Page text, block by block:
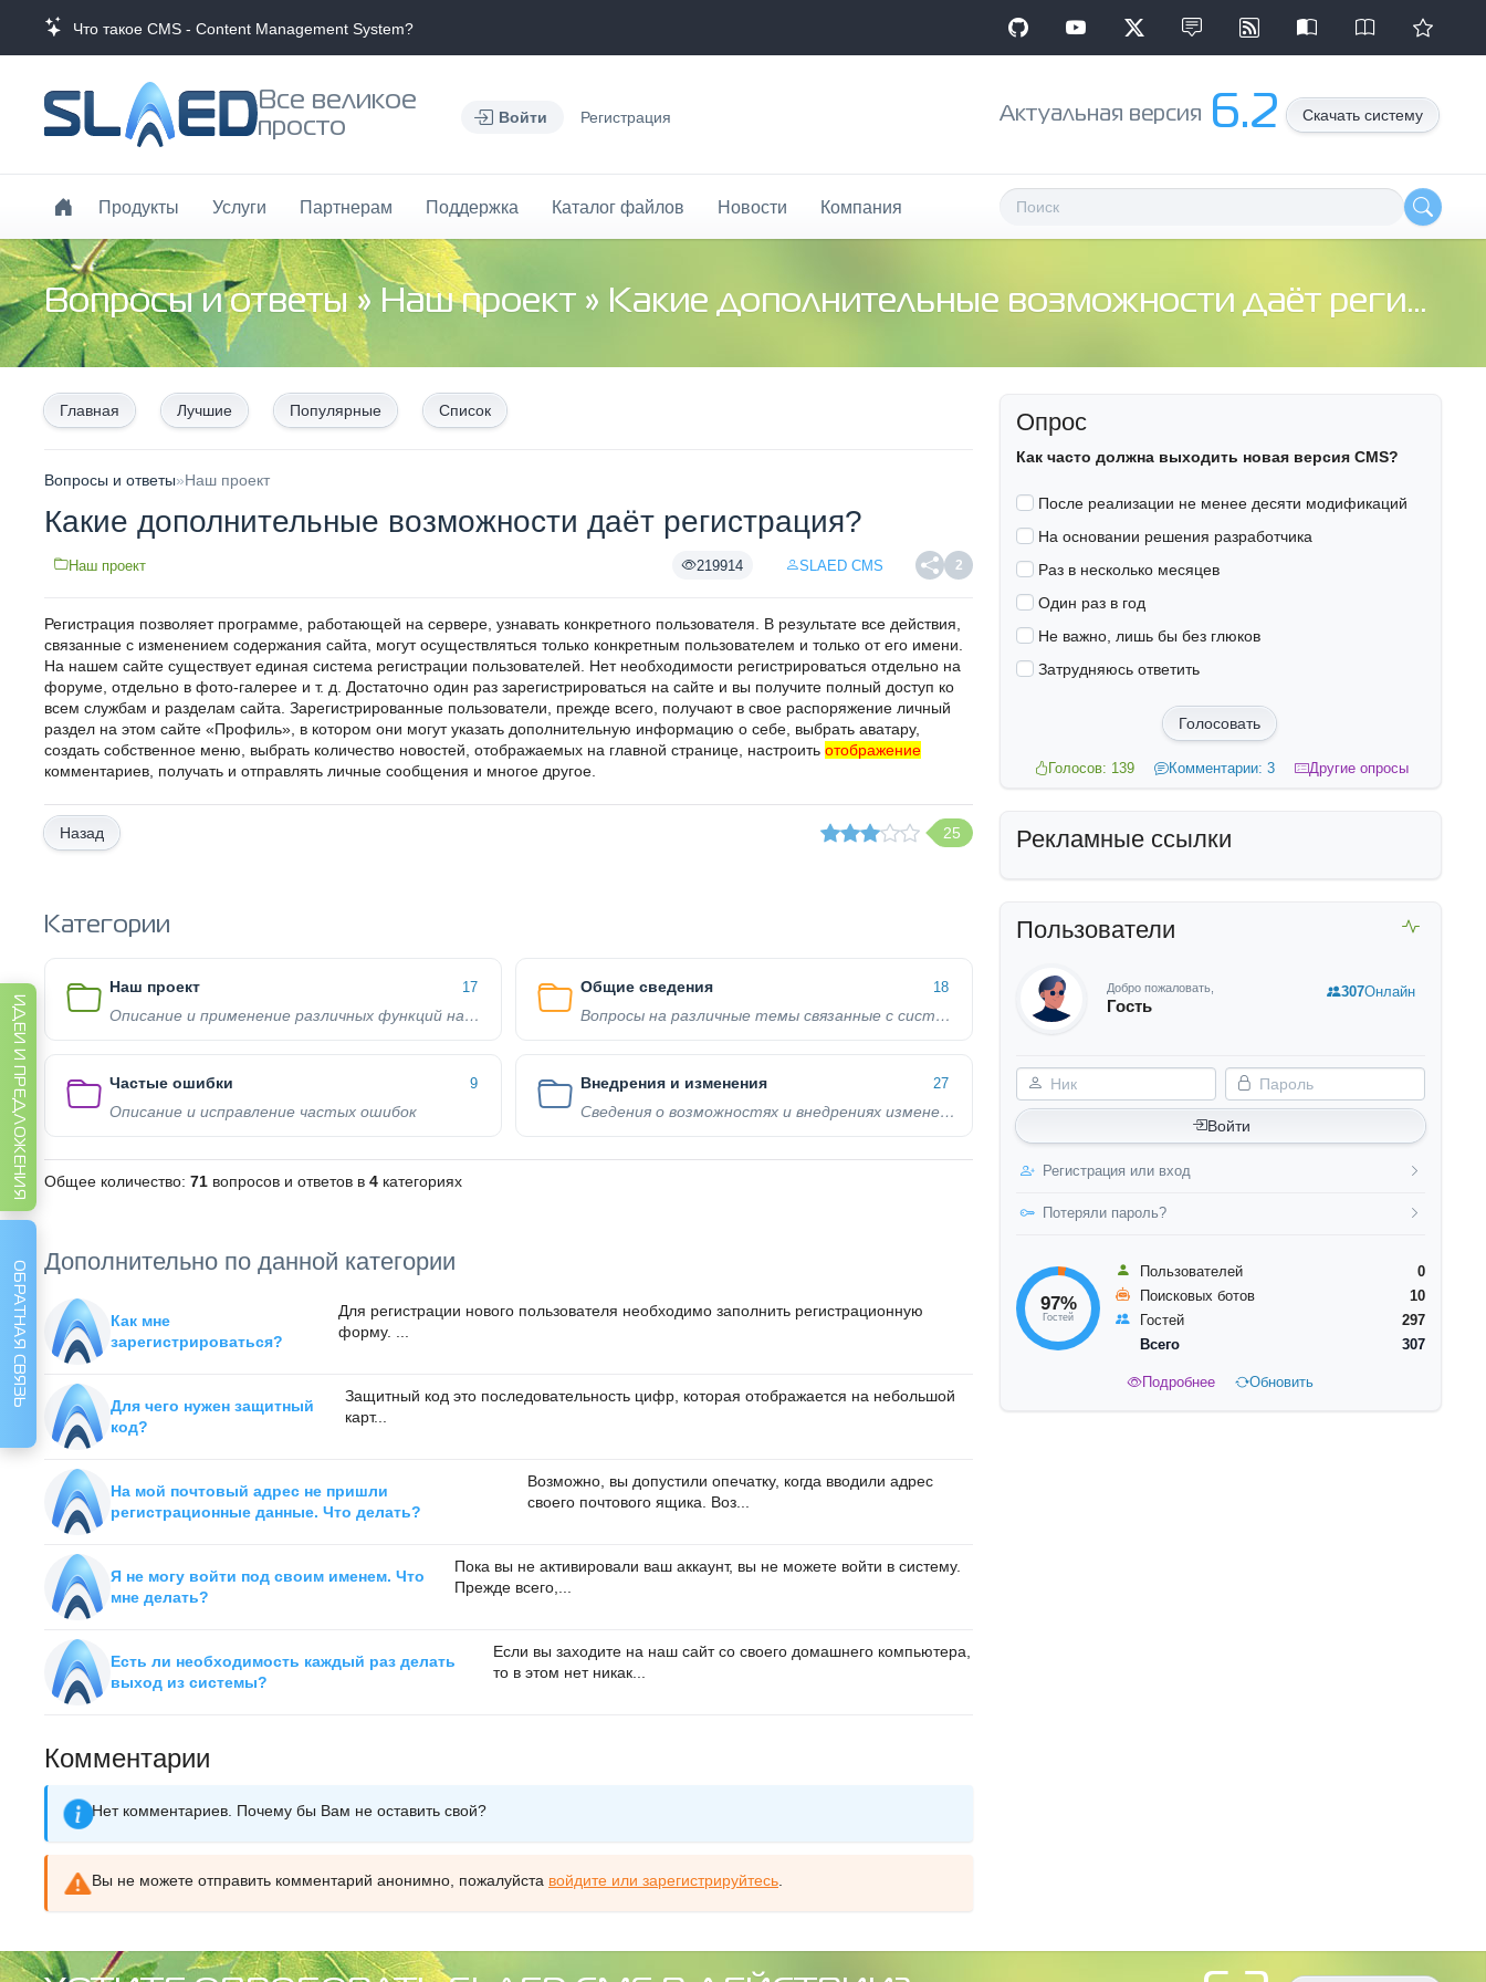
Что такое CMS - Content Management System?
Все великое
просто
Войти Регистрация Aктуальная версия 6.2 Скачать систему
Продукты Услуги Партнерам Поддержка Каталог файлов Новости Компания
Вопросы и ответы» Наш проект » Какие дополнительные возможности даёт регистрация?
Главная Лучшие Популярные Список
Вопросы и ответы»Наш проект
Какие дополнительные возможности даёт регистрация?
219914 SLAED CMS 2
Наш проект
Регистрация позволяет программе, работающей на сервере, узнавать конкретного пользователя. В результате все действия,
связанные с изменением содержания сайта, могут осуществляться только конкретным пользователем и только от его имени.
На нашем сайте существует единая система регистрации пользователей. Нет необходимости регистрироваться отдельно на
форуме, отдельно в фото-галерее и т. д. Достаточно один раз зарегистрироваться на сайте и вы получите полный доступ ко
всем службам и разделам сайта. Зарегистрированные пользователи, прежде всего, получают в свое распоряжение личный
раздел на этом сайте «Профиль», в котором они могут указать дополнительную информацию о себе, выбрать аватару,
создать собственное меню, выбрать количество новостей, отображаемых на главной странице, настроить отображение
комментариев, получать и отправлять личные сообщения и многое другое.
25
Назад
Категории
Наш проект 17
Описание и применение различных функций нашего проекта
Общие сведения 18
Вопросы на различные темы связанные с системой
Частые ошибки 9
Описание и исправление частых ошибок
Внедрения и изменения 27
Сведения о возможностях и внедрениях изменений
Общее количество: 71 вопросов и ответов в 4 категориях
Дополнительно по данной категории
Как мне
зарегистрироваться?
Для регистрации нового пользователя необходимо заполнить регистрационную
форму. ...
Для чего нужен защитный
код?
Защитный код это последовательность цифр, которая отображается на небольшой
карт...
На мой почтовый адрес не пришли
регистрационные данные. Что делать?
Возможно, вы допустили опечатку, когда вводили адрес
своего почтового ящика. Воз...
Я не могу войти под своим именем. Что
мне делать?
Пока вы не активировали ваш аккаунт, вы не можете войти в систему.
Прежде всего,...
Есть ли необходимость каждый раз делать
выход из системы?
Если вы заходите на наш сайт со своего домашнего компьютера,
то в этом нет никак...
Комментарии
Нет комментариев. Почему бы Вам не оставить свой?
Вы не можете отправить комментарий анонимно, пожалуйста войдите или зарегистрируйтесь
Опрос
Как часто должна выходить новая версия CMS?
После реализации не менее десяти модификаций
На основании решения разработчика
Раз в несколько месяцев
Один раз в год
Не важно, лишь бы без глюков
Затрудняюсь ответить
Голосовать
Голосов: 139 Комментарии: 3 Другие опросы
Рекламные ссылки
Пользователи
Добро пожаловать,
Гость
Ник Пароль
Войти
Регистрация или вход
Потеряли пароль?
307Онлайн
97%
Гостей
Пользователей
0
Поисковых ботов
10
Гостей
297
Всего
307
Подробнее Обновить
ИДЕИ И ПРЕДЛОЖЕНИЯ
ОБРАТНАЯ СВЯЗЬ